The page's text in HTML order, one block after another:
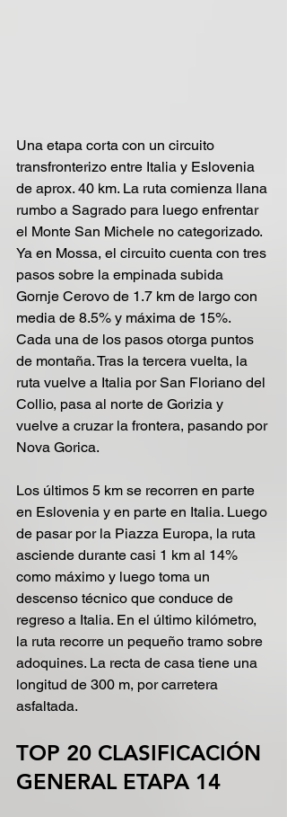
Una etapa corta con un circuito
transfronterizo entre Italia y Eslovenia
de aprox. 40 km. La ruta comienza llana
rumbo a Sagrado para luego enfrentar
el Monte San Michele no categorizado.
Ya en Mossa, el circuito cuenta con tres
pasos sobre la empinada subida
Gornje Cerovo de 1.7 km de largo con
media de 8.5% y máxima de 15%.
Cada una de los pasos otorga puntos
de montaña. Tras la tercera vuelta, la
ruta vuelve a Italia por San Floriano del
Collio, pasa al norte de Gorizia y
vuelve a cruzar la frontera, pasando por
Nova Gorica.
Los últimos 5 km se recorren en parte
en Eslovenia y en parte en Italia. Luego
de pasar por la Piazza Europa, la ruta
asciende durante casi 1 km al 14%
como máximo y luego toma un
descenso técnico que conduce de
regreso a Italia. En el último kilómetro,
la ruta recorre un pequeño tramo sobre
adoquines. La recta de casa tiene una
longitud de 300 m, por carretera
asfaltada.
TOP 20 CLASIFICACIÓN
GENERAL ETAPA 14